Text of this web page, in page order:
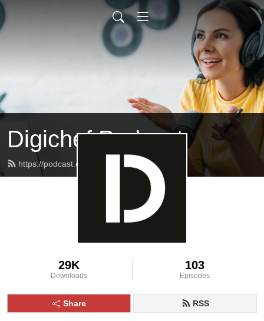
Digichef Podcast
https://podcast.digichef.cz/feed.xml
29K
Downloads
103
Episodes
Share RSS